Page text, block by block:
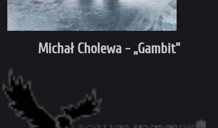
Michał Cholewa - „Gambit”